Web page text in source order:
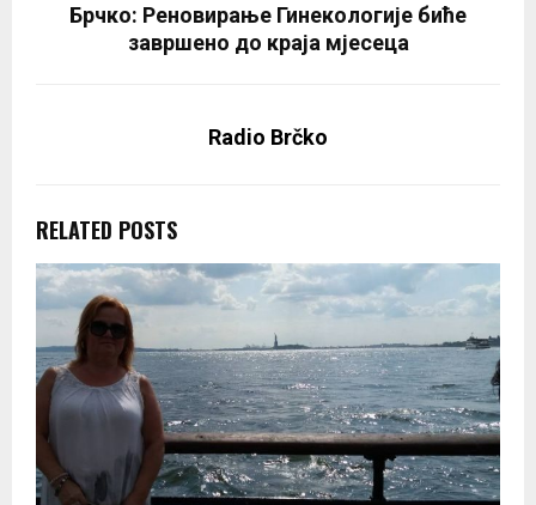
Брчко: Реновирање Гинекологије биће
завршено до краја мјесеца
Radio Brčko
RELATED POSTS